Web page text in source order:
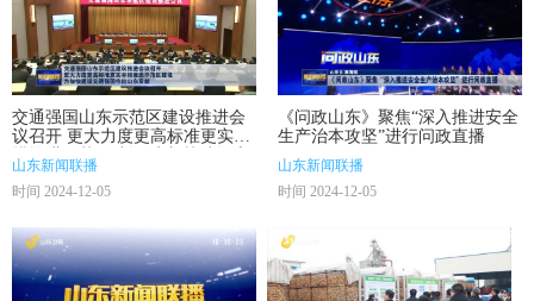
交通强国山东示范区建设推进会
议召开 更大力度更高标准更实举
措推进示范区建设 为加快建设交
通强国作出山东贡献
山东新闻联播
时间 2024-12-05
《问政山东》聚焦“深入推进安全
生产治本攻坚”进行问政直播
山东新闻联播
时间 2024-12-05